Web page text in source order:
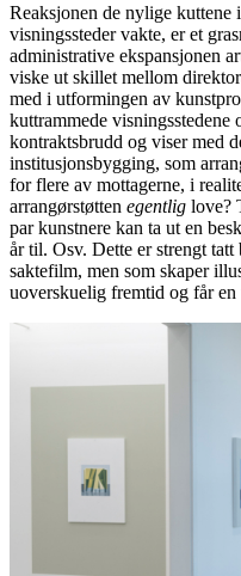
Reaksjonen de nylige kuttene
visningssteder vakte, er et
administrative ekspansjonen
viske ut skillet mellom
med i utformingen av
kuttrammede visningsstedene
kontraktsbrudd og viser med
institusjonsbygging, som
for flere av mottagerne, i
arrangørstøtten egentlig love?
par kunstnere kan ta ut en
år til. Osv. Dette er strengt tatt
saktefilm, men som skaper
uoverskuelig fremtid og får en